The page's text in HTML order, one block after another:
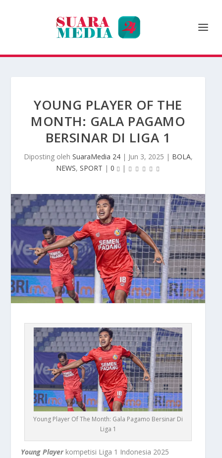
YOUNG PLAYER OF THE
MONTH: GALA PAGAMO
BERSINAR DI LIGA 1
Diposting oleh SuaraMedia 24| Jun 3, 2025 | BOLA,
NEWS, SPORT | 0 |
Young Player Of The Month: Gala Pagamo Bersinar Di
Liga 1
Young Playerkompetisi Liga 1 Indonesia 2025